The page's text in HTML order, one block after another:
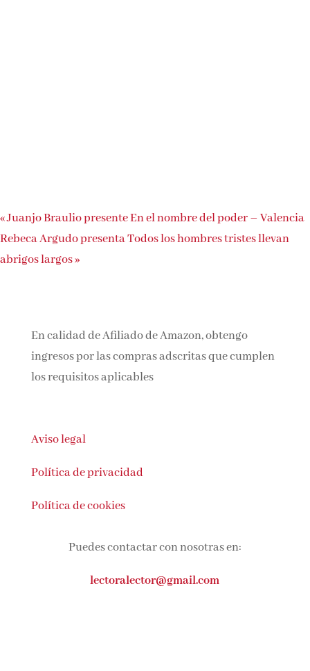
«Juanjo Braulio presente En el nombre del poder – Valencia
Rebeca Argudo presenta Todos los hombres tristes llevan
abrigos largos»
En calidad de Afiliado de Amazon, obtengo
ingresos por las compras adscritas que cumplen
los requisitos aplicables
Aviso legal
Política de privacidad
Política de cookies
Puedes contactar con nosotras en:
lectoralector@gmail.com